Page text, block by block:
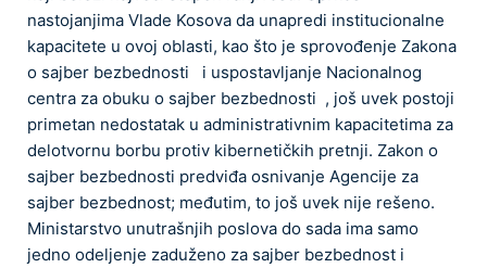
nastojanjima Vlade Kosova da unapredi institucionalne
kapacitete u ovoj oblasti, kao što je sprovođenje Zakona
o sajber bezbednosti i uspostavljanje Nacionalnog
centra za obuku o sajber bezbednosti , još uvek postoji
primetan nedostatak u administrativnim kapacitetima za
delotvornu borbu protiv kibernetičkih pretnji. Zakon o
sajber bezbednosti predviđa osnivanje Agencije za
sajber bezbednost; međutim, to još uvek nije rešeno.
Ministarstvo unutrašnjih poslova do sada ima samo
jedno odeljenje zaduženo za sajber bezbednost i